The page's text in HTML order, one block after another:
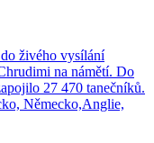
živého vysílání
na námětí. Do
27 470 tanečníků.
Německo,Anglie,